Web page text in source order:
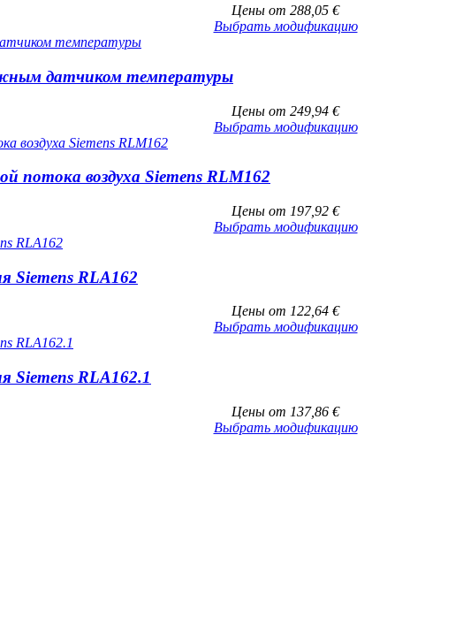
Цены от 288,05 €
Выбрать модификацию
датчиком температуры
Цены от 249,94 €
Выбрать модификацию
потока воздуха Siemens RLM162
Цены от 197,92 €
Выбрать модификацию
Siemens RLA162
Цены от 122,64 €
Выбрать модификацию
Siemens RLA162.1
Цены от 137,86 €
Выбрать модификацию